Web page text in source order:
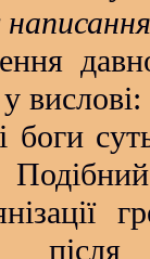
вислові:
боги
після